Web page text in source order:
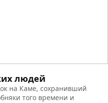
людей
на Каме, сохранивший
того времени и